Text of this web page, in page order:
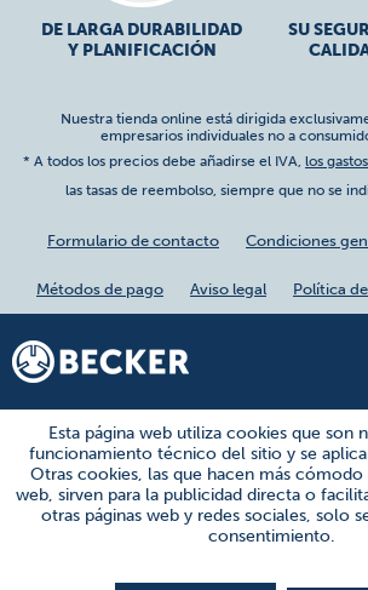
DE LARGA DURABILIDAD
Y PLANIFICACIÓN
SU
Nuestra tienda online está dirigida
empresarios individuales no a
* A todos los precios debe añadirse el IVA, los
las tasas de reembolso, siempre que no se
Formulario de contacto Condiciones
Métodos de pago Aviso legal Política
Esta página web utiliza cookies que son
funcionamiento técnico del sitio y se
Otras cookies, las que hacen más cómodo
web, sirven para la publicidad directa o
otras páginas web y redes sociales, solo
consentimiento.